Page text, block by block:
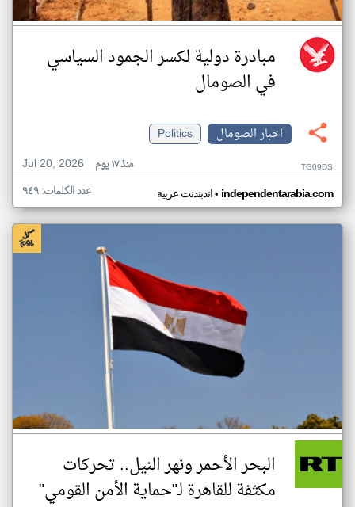
مبادرة دولية لكسر الجمود السياسي
في الصومال
اخبار الصومال
Politics
Jul 20, 2026
منذ ١٧ يوم TG09DS
اندبندنت عربية• independentarabia.com عدد الكلمات: ٩٤٩
البحر الأحمر ونهر النيل.. تحركات
مكثفة للقاهرة لـ"حماية الأمن القومي"